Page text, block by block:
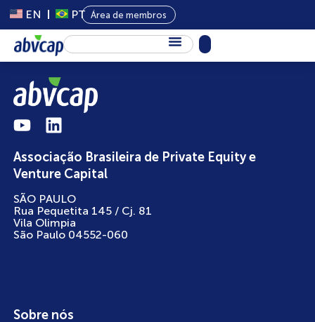
EN PT Área de membros
Sobre Nós
Capital Privado
Programas
Conteúdo
Eventos
Notícias
Associação Brasileira de Private Equity e
Venture Capital
SÃO PAULO
Rua Pequetita 145 / Cj. 81
Vila Olimpia
São Paulo 04552-060
Sobre nós